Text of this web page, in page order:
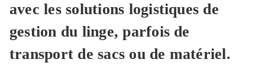
avec les solutions logistiques de
gestion du linge, parfois de
transport de sacs ou de matériel.